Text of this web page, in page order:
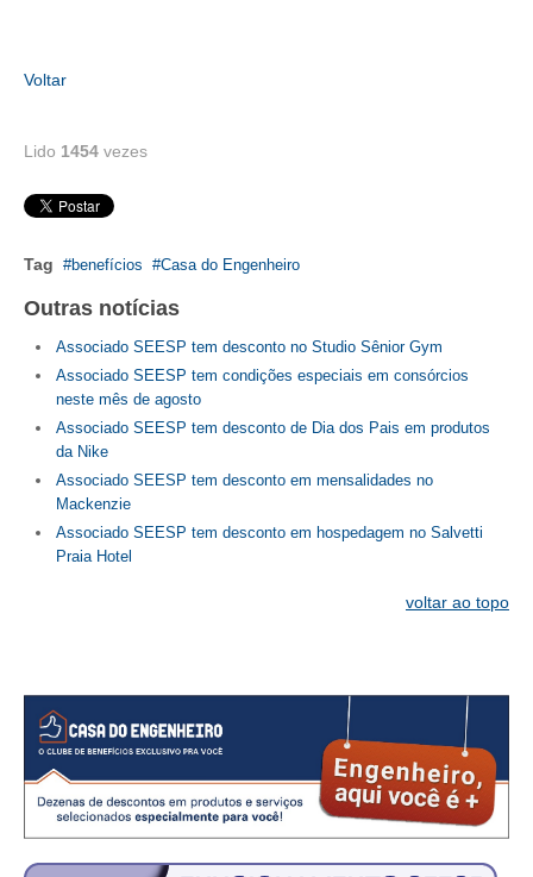
CONTRIBUIÇÃO ASSOCIATIVA OU ANUIDADE DE SÓCIO
CONTRIBUIÇÃO SINDICAL URBANA
FGTS EXPURGOS
FGTS CORREÇÃO
LEGISLAÇÃO
LEI 4.950-A/1966 – PISO SALARIAL
LEI 5.194/1966 – REGULAMENTAÇÃO DA PROFISSÃO
LEI 6.496/1977 – ART
PISO SALARIAL
FIQUE POR DENTRO
OPORTUNIDADES
APRESENTAÇÃO
Voltar
Lido 1454 vezes
Tag benefícios Casa do Engenheiro
Outras notícias
Associado SEESP tem desconto no Studio Sênior Gym
Associado SEESP tem condições especiais em consórcios
neste mês de agosto
Associado SEESP tem desconto de Dia dos Pais em produtos
da Nike
Associado SEESP tem desconto em mensalidades no
Mackenzie
Associado SEESP tem desconto em hospedagem no Salvetti
Praia Hotel
voltar ao topo